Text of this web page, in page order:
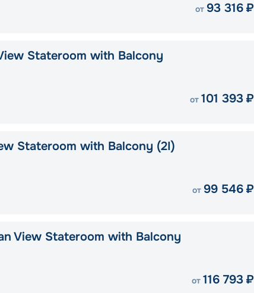
от 93 316 ₽
Stateroom with Balcony
от 101 393 ₽
Stateroom with Balcony (2I)
от 99 546 ₽
View Stateroom with Balcony
от 116 793 ₽